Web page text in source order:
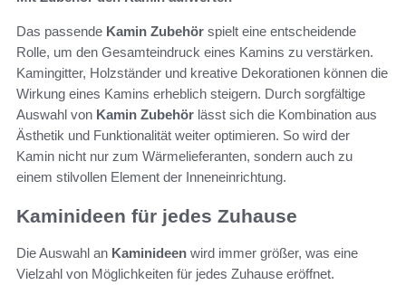
Das passende Kamin Zubehör spielt eine entscheidende
Rolle, um den Gesamteindruck eines Kamins zu verstärken.
Kamingitter, Holzständer und kreative Dekorationen können die
Wirkung eines Kamins erheblich steigern. Durch sorgfältige
Auswahl von Kamin Zubehör lässt sich die Kombination aus
Ästhetik und Funktionalität weiter optimieren. So wird der
Kamin nicht nur zum Wärmelieferanten, sondern auch zu
einem stilvollen Element der Inneneinrichtung.
Kaminideen für jedes Zuhause
Die Auswahl an Kaminideen wird immer größer, was eine
Vielzahl von Möglichkeiten für jedes Zuhause eröffnet.